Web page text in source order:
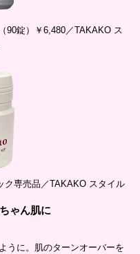
錠）￥6,480／TAKAKO ス
専売品／TAKAKO スタイル
ゃん肌に
うに。肌のターンオーバーを